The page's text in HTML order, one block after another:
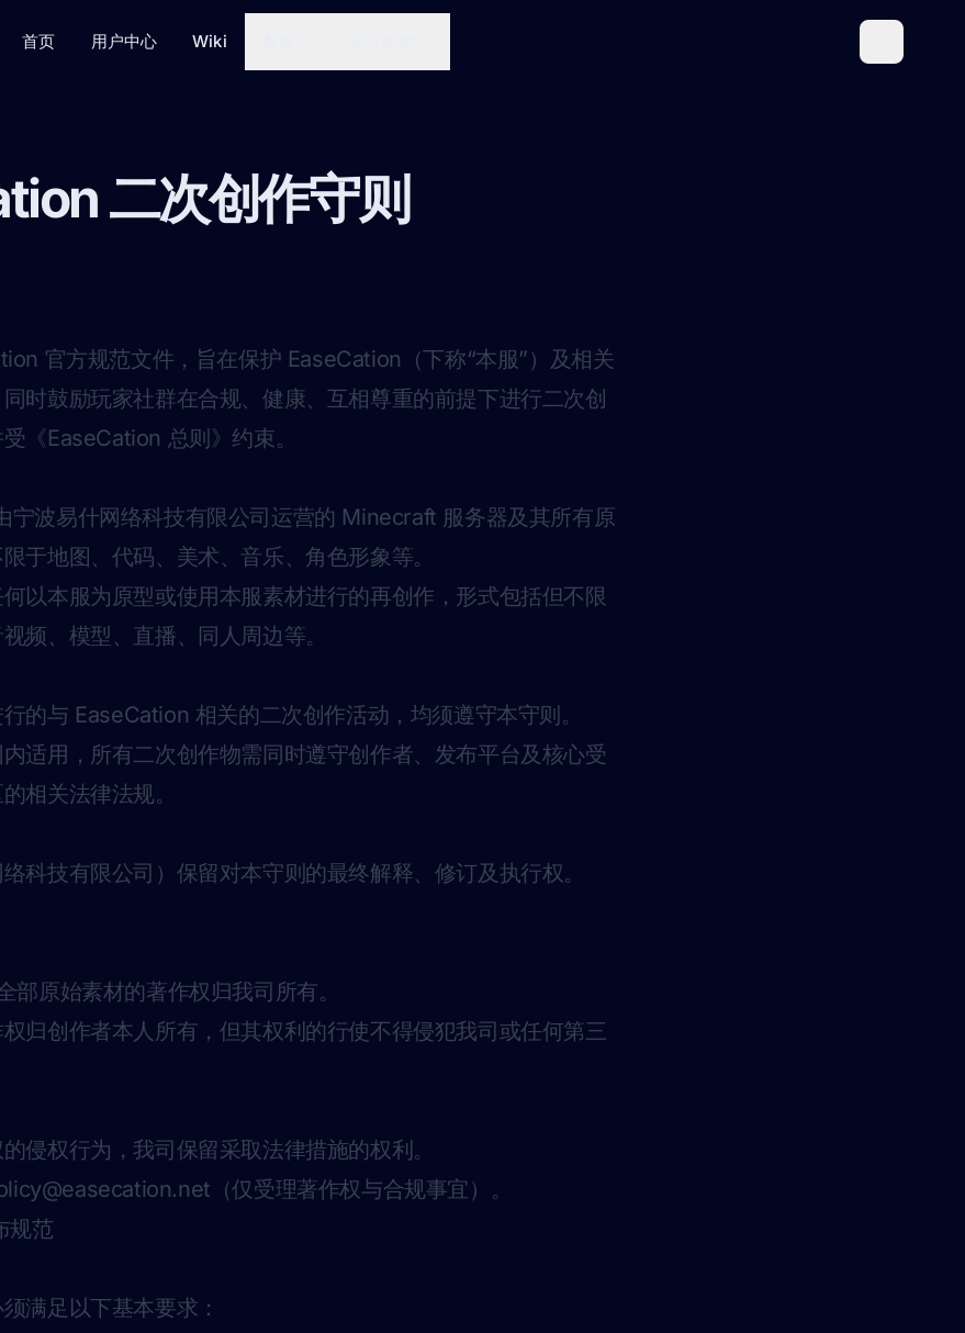
首页 用户中心 Wiki
二次创作守则
官方规范文件，旨在保护 EaseCation（下称“本服”）及相关
时鼓励玩家社群在合规、健康、互相尊重的前提下进行二次创
《EaseCation 总则》约束。
宁波易什网络科技有限公司运营的 Minecraft 服务器及其所有原
于地图、代码、美术、音乐、角色形象等。
何以本服为原型或使用本服素材进行的再创作，形式包括但不限
频、模型、直播、同人周边等。
的与 EaseCation 相关的二次创作活动，均须遵守本守则。
适用，所有二次创作物需同时遵守创作者、发布平台及核心受
相关法律法规。
科技有限公司）保留对本守则的最终解释、修订及执行权。
部原始素材的著作权归我司所有。
归创作者本人所有，但其权利的行使不得侵犯我司或任何第三
侵权行为，我司保留采取法律措施的权利。
（仅受理著作权与合规事宜）。
规范
满足以下基本要求：